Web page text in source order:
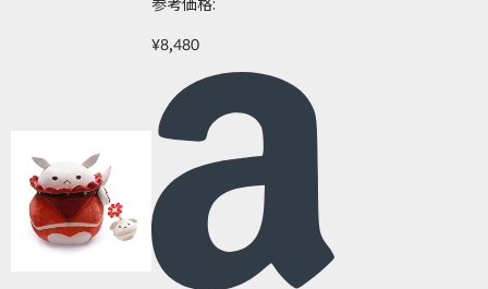
参考価格:
¥8,480